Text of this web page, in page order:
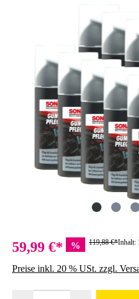
59,99 €* % 119,88 €*Inhalt:
Preise inkl. 20 % USt. zzgl.